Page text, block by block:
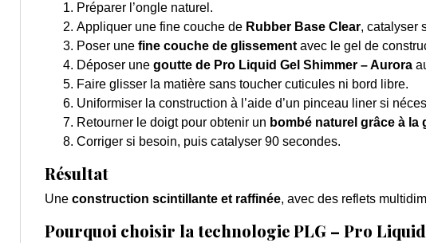
Préparer l’ongle naturel.
Appliquer une fine couche de Rubber Base Clear, catalyser
Poser une fine couche de glissementavec le gel de
Déposer une goutte de Pro Liquid Gel Shimmer – Aurora
Faire glisser la matière sans toucher cuticules ni bord libre.
Uniformiser la construction à l’aide d’un pinceau liner si
Retourner le doigt pour obtenir un bombé naturel grâce à la
Corriger si besoin, puis catalyser 90 secondes.
Résultat
Une construction scintillante et raffinée, avec des reflets
Pourquoi choisir la technologie PLG – Pro